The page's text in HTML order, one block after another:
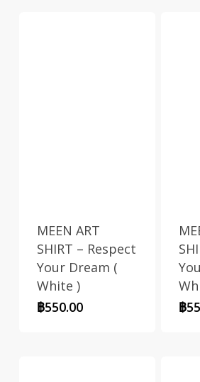
MEEN ART
SHIRT – Respect
Your Dream (
White )
฿550.00
฿